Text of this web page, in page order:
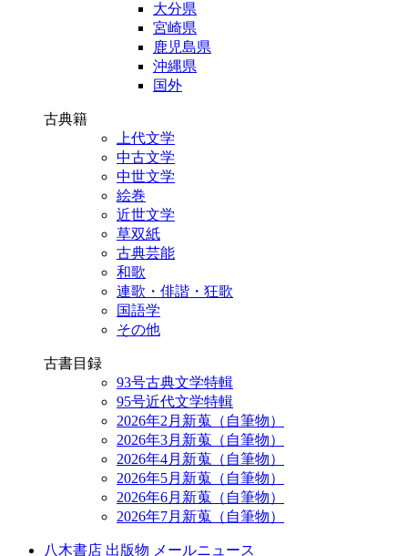
大分県
宮崎県
鹿児島県
沖縄県
国外
古典籍
上代文学
中古文学
中世文学
絵巻
近世文学
草双紙
古典芸能
和歌
連歌・俳諧・狂歌
国語学
その他
古書目録
93号古典文学特輯
95号近代文学特輯
2026年2月新蒐（自筆物）
2026年3月新蒐（自筆物）
2026年4月新蒐（自筆物）
2026年5月新蒐（自筆物）
2026年6月新蒐（自筆物）
2026年7月新蒐（自筆物）
八木書店 出版物 メールニュース